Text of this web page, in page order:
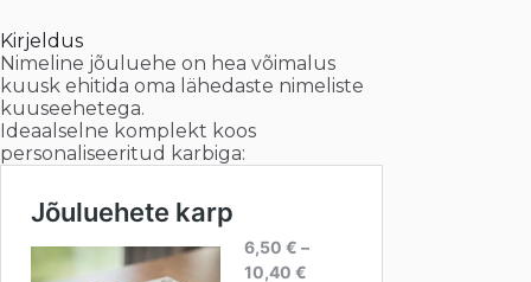
Kirjeldus
Nimeline jõuluehe on hea võimalus
kuusk ehitida oma lähedaste nimeliste
kuuseehetega.
Ideaalselne komplekt koos
personaliseeritud karbiga: